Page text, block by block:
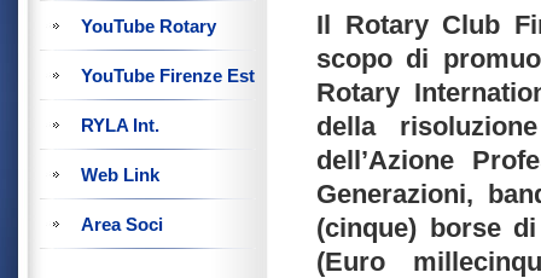
YouTube Rotary
YouTube Firenze Est
RYLA Int.
Web Link
Area Soci
Il Rotary Club
scopo di
Rotary
della
dell’Azione
Generazioni,
(cinque) borse
(Euro